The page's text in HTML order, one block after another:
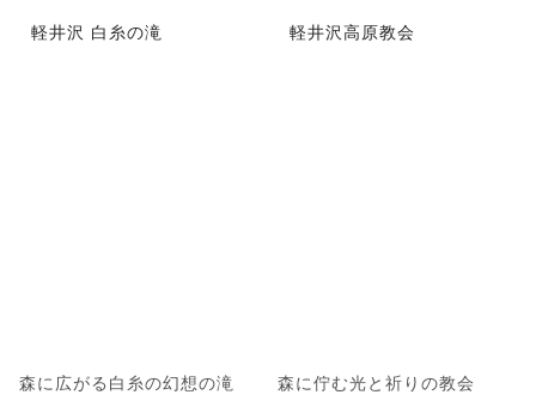
軽井沢 白糸の滝
森に広がる白糸の幻想の滝
軽井沢高原教会
森に佇む光と祈りの教会